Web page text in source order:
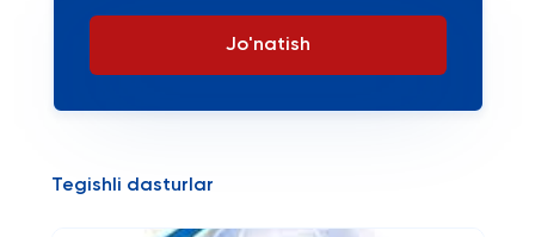
Jo'natish
Tegishli dasturlar